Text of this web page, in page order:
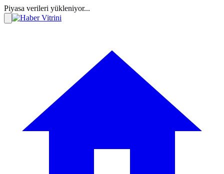
Piyasa verileri yükleniyor...